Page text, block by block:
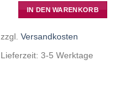
IN DEN WARENKORB
zzgl. Versandkosten
Lieferzeit: 3-5 Werktage